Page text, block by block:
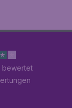
bewertet